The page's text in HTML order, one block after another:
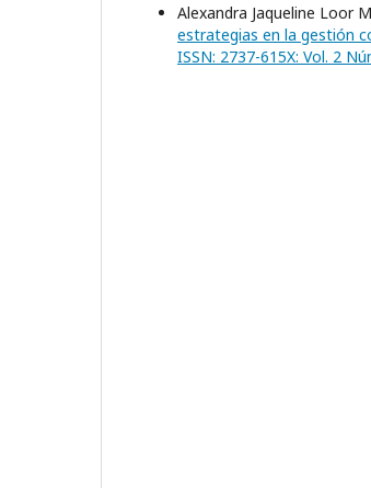
Alexandra Jaqueline Loor
estrategias en la gestión
ISSN: 2737-615X: Vol. 2